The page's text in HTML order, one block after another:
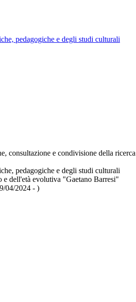
pedagogiche e degli studi culturali
consultazione e condivisione della
pedagogiche e degli studi culturali
dell'età evolutiva "Gaetano Barresi"
04/2024 - )